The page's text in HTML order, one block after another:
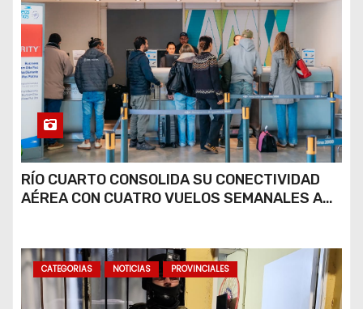
RÍO CUARTO CONSOLIDA SU CONECTIVIDAD
AÉREA CON CUATRO VUELOS SEMANALES A
CATEGORIAS NOTICIAS PROVINCIALES